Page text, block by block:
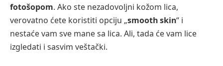
fotošopom. Ako ste nezadovoljni kožom lica,
verovatno ćete koristiti opciju „smooth skin“ i
nestaće vam sve mane sa lica. Ali, tada će vam lice
izgledati i sasvim veštački.